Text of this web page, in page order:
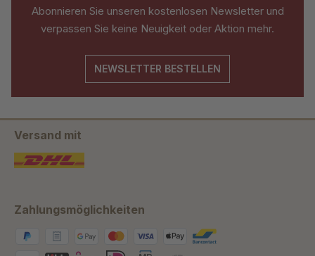
Abonnieren Sie unseren kostenlosen Newsletter und
verpassen Sie keine Neuigkeit oder Aktion mehr.
NEWSLETTER BESTELLEN
Versand mit
Zahlungsmöglichkeiten